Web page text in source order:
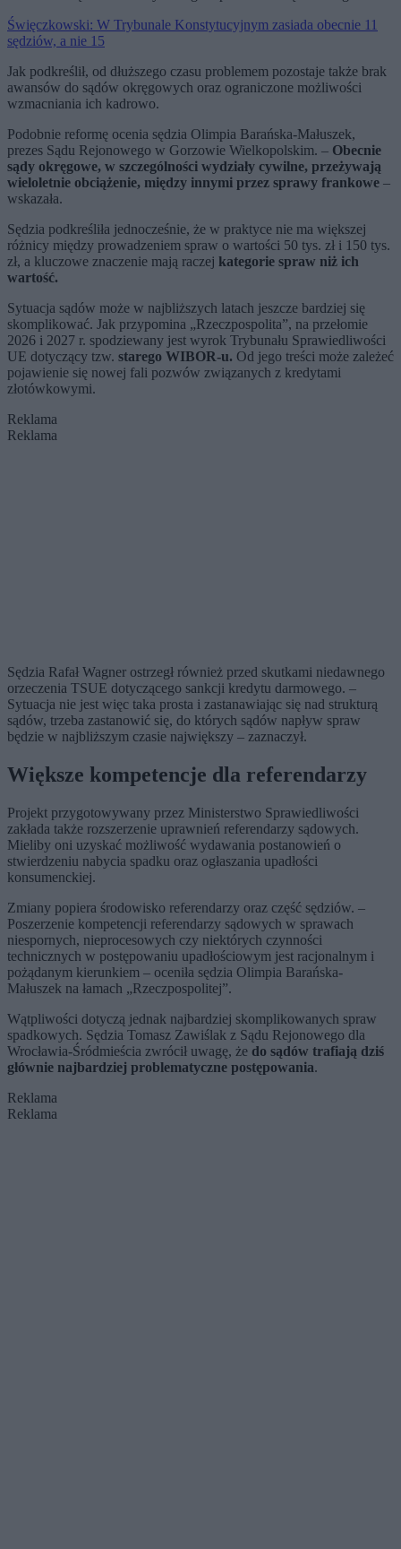
Święczkowski: W Trybunale Konstytucyjnym zasiada obecnie 11
sędziów, a nie 15
Jak podkreślił, od dłuższego czasu problemem pozostaje także brak
awansów do sądów okręgowych oraz ograniczone możliwości
wzmacniania ich kadrowo.
Podobnie reformę ocenia sędzia Olimpia Barańska-Małuszek,
prezes Sądu Rejonowego w Gorzowie Wielkopolskim. – Obecnie
sądy okręgowe, w szczególności wydziały cywilne, przeżywają
wieloletnie obciążenie, między innymi przez sprawy frankowe –
wskazała.
Sędzia podkreśliła jednocześnie, że w praktyce nie ma większej
różnicy między prowadzeniem spraw o wartości 50 tys. zł i 150 tys.
zł, a kluczowe znaczenie mają raczej kategorie spraw niż ich
wartość.
Sytuacja sądów może w najbliższych latach jeszcze bardziej się
skomplikować. Jak przypomina „Rzeczpospolita”, na przełomie
2026 i 2027 r. spodziewany jest wyrok Trybunału Sprawiedliwości
UE dotyczący tzw. starego WIBOR-u. Od jego treści może zależeć
pojawienie się nowej fali pozwów związanych z kredytami
złotówkowymi.
Reklama
Reklama
Sędzia Rafał Wagner ostrzegł również przed skutkami niedawnego
orzeczenia TSUE dotyczącego sankcji kredytu darmowego. –
Sytuacja nie jest więc taka prosta i zastanawiając się nad strukturą
sądów, trzeba zastanowić się, do których sądów napływ spraw
będzie w najbliższym czasie największy – zaznaczył.
Większe kompetencje dla referendarzy
Projekt przygotowywany przez Ministerstwo Sprawiedliwości
zakłada także rozszerzenie uprawnień referendarzy sądowych.
Mieliby oni uzyskać możliwość wydawania postanowień o
stwierdzeniu nabycia spadku oraz ogłaszania upadłości
konsumenckiej.
Zmiany popiera środowisko referendarzy oraz część sędziów. –
Poszerzenie kompetencji referendarzy sądowych w sprawach
niespornych, nieprocesowych czy niektórych czynności
technicznych w postępowaniu upadłościowym jest racjonalnym i
pożądanym kierunkiem – oceniła sędzia Olimpia Barańska-
Małuszek na łamach „Rzeczpospolitej”.
Wątpliwości dotyczą jednak najbardziej skomplikowanych spraw
spadkowych. Sędzia Tomasz Zawiślak z Sądu Rejonowego dla
Wrocławia-Śródmieścia zwrócił uwagę, że do sądów trafiają dziś
głównie najbardziej problematyczne postępowania.
Reklama
Reklama